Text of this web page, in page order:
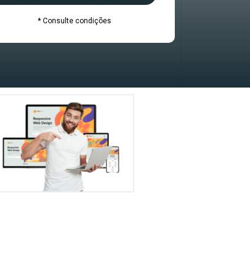
* Consulte condições